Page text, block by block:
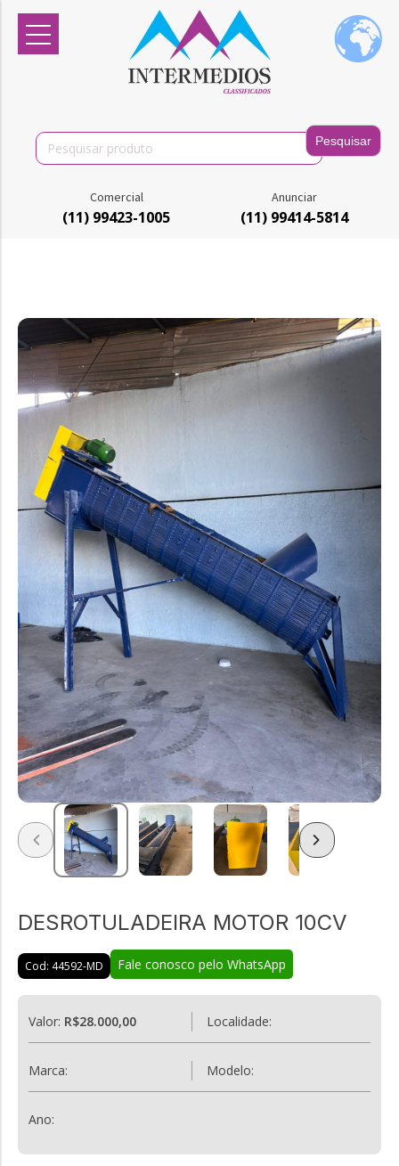
Search
for:
Comercial
(11) 99423-1005
Anunciar
(11) 99414-5814
DESROTULADEIRA MOTOR 10CV
Cod: 44592-MD Fale conosco pelo WhatsApp
Valor: R$28.000,00 Localidade:
Marca: Modelo:
Ano: